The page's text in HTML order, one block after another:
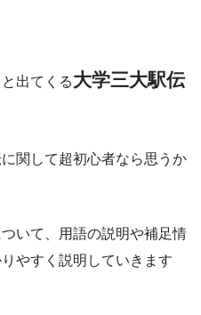
出てくる大学三大駅伝
関して超初心者なら思うか
いて、用語の説明や補足情
やすく説明していきます